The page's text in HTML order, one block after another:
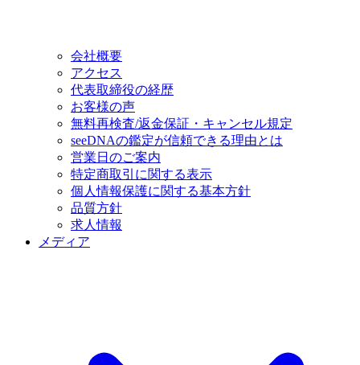
会社概要
アクセス
代表取締役の経歴
お客様の声
無料再検査/返金保証・キャンセル規定
seeDNAの鑑定が信頼できる理由とは
営業日のご案内
特定商取引に関する表示
個人情報保護に関する基本方針
品質方針
求人情報
メディア